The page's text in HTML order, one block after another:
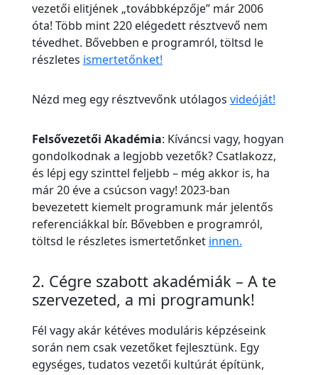
vezetői elitjének „továbbképzője” már 2006
óta! Több mint 220 elégedett résztvevő nem
tévedhet. Bővebben e programról, töltsd le
részletes ismertetőnket!
Nézd meg egy résztvevőnk utólagos videóját!
Felsővezetői Akadémia: Kíváncsi vagy, hogyan
gondolkodnak a legjobb vezetők? Csatlakozz,
és lépj egy szinttel feljebb – még akkor is, ha
már 20 éve a csúcson vagy! 2023-ban
bevezetett kiemelt programunk már jelentős
referenciákkal bír. Bővebben e programról,
töltsd le részletes ismertetőnket innen.
2. Cégre szabott akadémiák – A te
szervezeted, a mi programunk!
Fél vagy akár kétéves moduláris képzéseink
során nem csak vezetőket fejlesztünk. Egy
egységes, tudatos vezetői kultúrát építünk,